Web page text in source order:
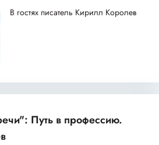
В гостях писатель Кирилл Королев
Путь в профессию.